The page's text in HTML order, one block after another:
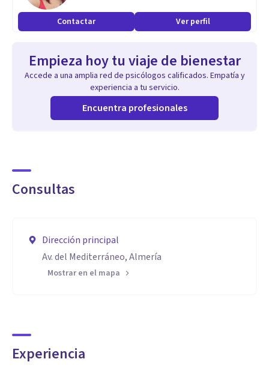
respetar el ritmo de cada paciente o consultante en su
proceso.
Contactar Ver perfil
Empieza hoy tu viaje de bienestar
Accede a una amplia red de psicólogos calificados. Empatía y
experiencia a tu servicio.
Encuentra profesionales
Consultas
Dirección principal
Av. del Mediterráneo, Almería
Mostrar en el mapa
Experiencia